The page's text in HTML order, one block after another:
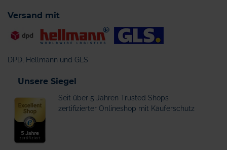
Versand mit
DPD, Hellmann und GLS
Unsere Siegel
Seit über 5 Jahren Trusted Shops
zertifizierter Onlineshop mit Käuferschutz